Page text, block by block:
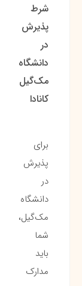
شرط
پذیرش
در
دانشگاه
مک‌گیل
کانادا
برای
پذیرش
در
دانشگاه
مک‌گیل،
شما
باید
مدارک